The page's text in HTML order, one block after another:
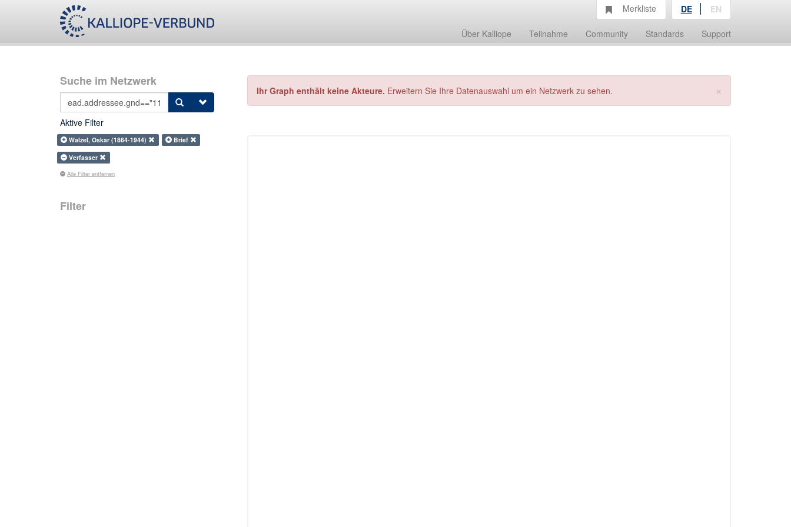
Über Kalliope Teilnahme Community Standards Support
Merkliste DE EN
Suche im Netzwerk
Aktive Filter
Walzel, Oskar (1864-1944)
Brief
Verfasser
Alle Filter entfernen
Filter
×
Ihr Graph enthält keine Akteure. Erweitern Sie Ihre Datenauswahl um ein Netzwerk zu sehen.